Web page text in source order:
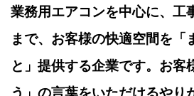
業務用エアコンを中心に、工
まで、お客様の快適空間を「
と」提供する企業です。お客
う」の言葉をいただけるやり